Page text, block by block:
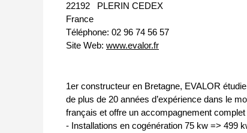
22192
PLERIN CEDEX
France
Téléphone: 02 96 74 56 57
Site Web: www.evalor.fr
1er constructeur en Bretagne, EVALOR
de plus de 20 années d’expérience dans le
français et offre un accompagnement
- Installations en cogénération 75 kw => 499